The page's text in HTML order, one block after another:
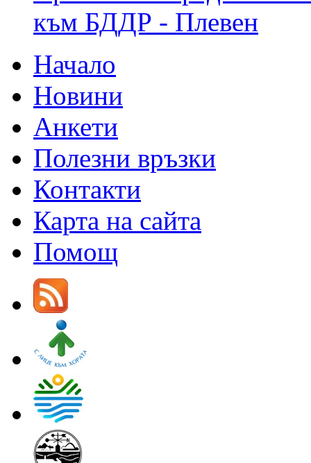
към БДДР - Плевен
Начало
Новини
Анкети
Полезни връзки
Контакти
Карта на сайта
Помощ